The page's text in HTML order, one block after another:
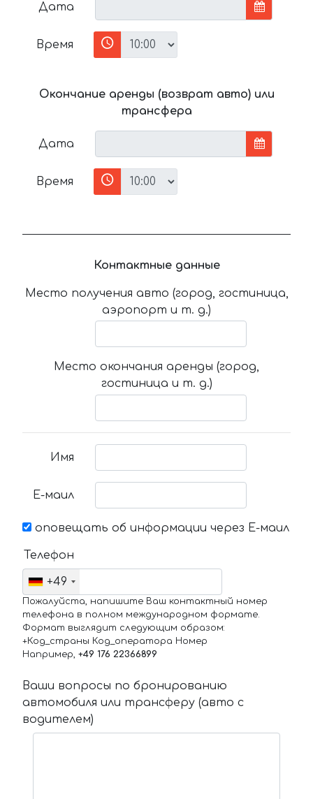
Дата
Время
Окончание аренды (возврат авто) или
трансфера
Дата
Время
Контактные данные
Место получения авто (город, гостиница,
аэропорт и т. д.)
Место окончания аренды (город,
гостиница и т. д.)
Имя
Е-маил
оповещать об информации через Е-маил
Телефон
+49
Пожалуйста, напишите Ваш контактный номер
телефона в полном международном формате.
Формат выглядит следующим образом:
+Код_страны Код_оператора Номер
Например, +49 176 22366899
Ваши вопросы по бронированию
автомобиля или трансферу (авто с
водителем)